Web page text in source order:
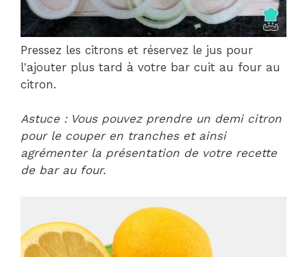
Pressez les citrons et réservez le jus pour
l'ajouter plus tard à votre bar cuit au four au
citron.
Astuce : Vous pouvez prendre un demi citron
pour le couper en tranches et ainsi
agrémenter la présentation de votre recette
de bar au four.